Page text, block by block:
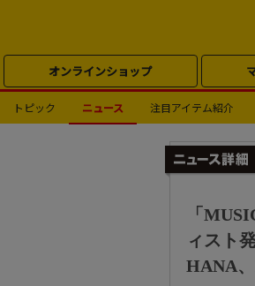
オンラインショップ
トピック ニュース 注目アイテム紹介
「
ィスト
HANA